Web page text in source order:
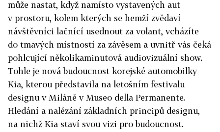
může nastat, když namísto vystavených aut
v prostoru, kolem kterých se hemží zvědaví
návštěvníci lačnící usednout za volant, vcházíte
do tmavých místností za závěsem a uvnitř vás čeká
pohlcující několikaminutová audiovizuální show.
Tohle je nová budoucnost korejské automobilky
Kia, kterou představila na letošním festivalu
designu v Miláně v Museo della Permanente.
Hledání a nalézání základních principů designu,
na nichž Kia staví svou vizi pro budoucnost.